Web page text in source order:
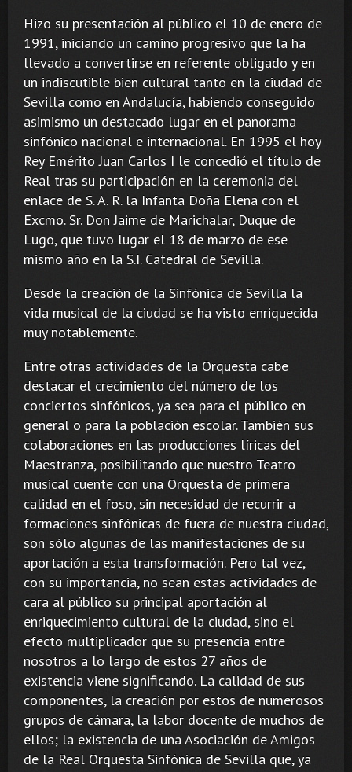
Hizo su presentación al público el 10 de enero de
1991, iniciando un camino progresivo que la ha
llevado a convertirse en referente obligado y en
un indiscutible bien cultural tanto en la ciudad de
Sevilla como en Andalucía, habiendo conseguido
asimismo un destacado lugar en el panorama
sinfónico nacional e internacional. En 1995 el hoy
Rey Emérito Juan Carlos I le concedió el título de
Real tras su participación en la ceremonia del
enlace de S. A. R. la Infanta Doña Elena con el
Excmo. Sr. Don Jaime de Marichalar, Duque de
Lugo, que tuvo lugar el 18 de marzo de ese
mismo año en la S.I. Catedral de Sevilla.
Desde la creación de la Sinfónica de Sevilla la
vida musical de la ciudad se ha visto enriquecida
muy notablemente.
Entre otras actividades de la Orquesta cabe
destacar el crecimiento del número de los
conciertos sinfónicos, ya sea para el público en
general o para la población escolar. También sus
colaboraciones en las producciones líricas del
Maestranza, posibilitando que nuestro Teatro
musical cuente con una Orquesta de primera
calidad en el foso, sin necesidad de recurrir a
formaciones sinfónicas de fuera de nuestra ciudad,
son sólo algunas de las manifestaciones de su
aportación a esta transformación. Pero tal vez,
con su importancia, no sean estas actividades de
cara al público su principal aportación al
enriquecimiento cultural de la ciudad, sino el
efecto multiplicador que su presencia entre
nosotros a lo largo de estos 27 años de
existencia viene significando. La calidad de sus
componentes, la creación por estos de numerosos
grupos de cámara, la labor docente de muchos de
ellos; la existencia de una Asociación de Amigos
de la Real Orquesta Sinfónica de Sevilla que, ya